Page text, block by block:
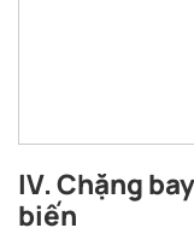
IV. Chặng
biến